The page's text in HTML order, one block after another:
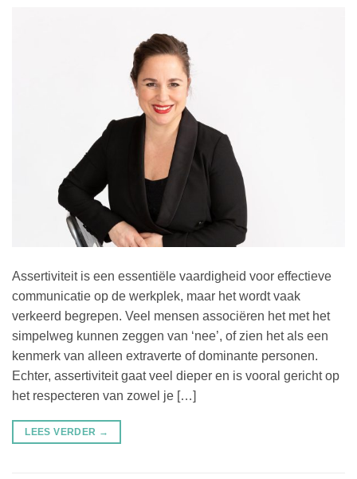
Assertiviteit is een essentiële vaardigheid voor effectieve
communicatie op de werkplek, maar het wordt vaak
verkeerd begrepen. Veel mensen associëren het met het
simpelweg kunnen zeggen van ‘nee’, of zien het als een
kenmerk van alleen extraverte of dominante personen.
Echter, assertiviteit gaat veel dieper en is vooral gericht op
het respecteren van zowel je […]
LEES VERDER →